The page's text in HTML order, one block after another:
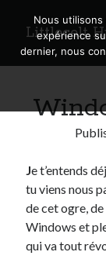
Littlecelt
Search
Derniers
Municipales 2026 :
Explorez les
Je t’entends
tu viens nous
de cet ogre,
Windows et
qui va tout
Nous
expérience
dernier, nous